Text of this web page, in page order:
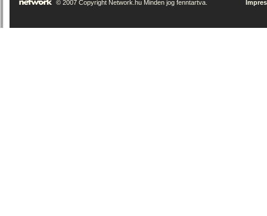
© 2007 Copyright Network.hu Minden jog fenntartva.